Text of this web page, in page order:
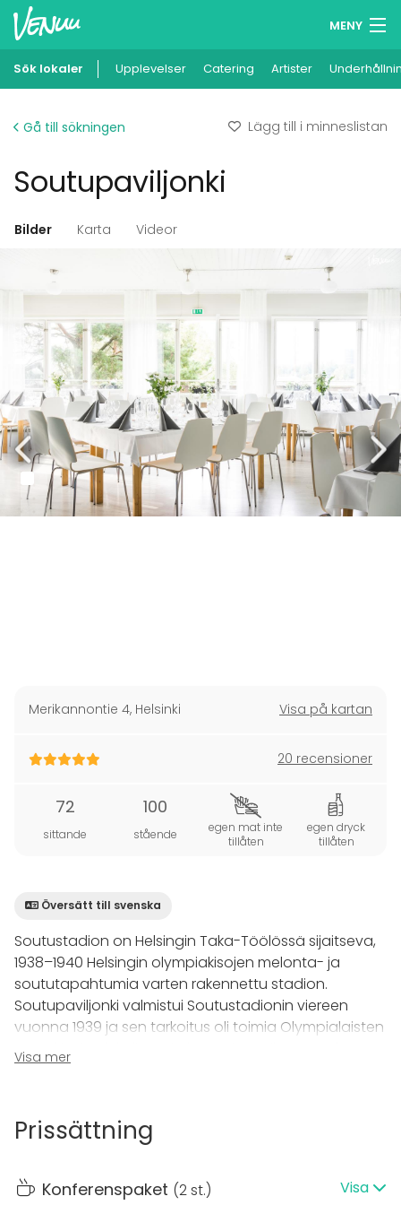
MENY
Minneslista
Lägg till din lokal
Sök lokaler Upplevelser Catering Artister
Gå till sökningen Lägg till i minneslistan
Soutupaviljonki
Bilder Karta Videor
Merikannontie 4, Helsinki Visa på kartan
20 recensioner
72
sittande
100
stående
egen mat inte
tillåten
egen dryck
tillåten
Översätt till svenska
Soutustadion on Helsingin Taka-Töölössä sijaitseva,
1938–1940 Helsingin olympiakisojen melonta- ja
soututapahtumia varten rakennettu stadion.
Soutupaviljonki valmistui Soutustadionin viereen
vuonna 1939 ja sen tarkoitus oli toimia Olympialaisten
soutukisojen lehdistö- ja kutsuvierastilana. Sodan
vuoksi kisat peruttiin eikä tuulisella paikalla soudettu
juhlijoiden käyttöön.
Soutupaviljongin merelle avautuva juhlasali sijaitsee
rakennuksen toisessa kerroksessa. Tila muuntautuu
Visa mer
Prissättning
Konferenspaket (2 st.) Visa